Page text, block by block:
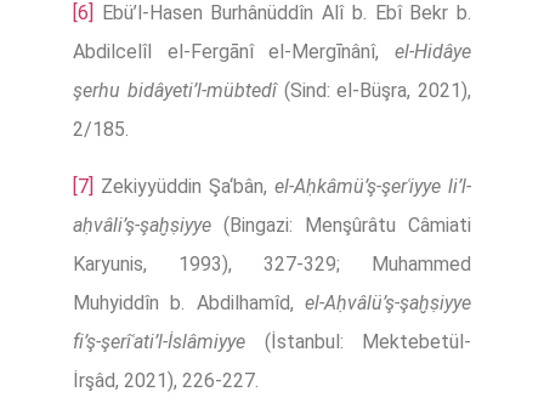
[6]
Ebü’l-Hasen Burhânüddîn Alî b. Ebî Bekr b.
Abdilcelîl el-Fergānî el-Mergīnânî, el-Hidâye
şerhu bidâyeti’l-mübtedî(Sind: el-Büşra, 2021),
2/185.
[7] Zekiyyüddin Şa‘bân, el-Aḥkâmü’ş-şerʿiyye li’l-
aḥvâli’ş-şaḫṣiyye (Bingazi: Menşûrâtu Câmiati
Karyunis, 1993), 327-329; Muhammed
Muhyiddîn b. Abdilhamîd, el-Aḥvâlü’ş-şaḫṣiyye
fi’ş-şerîʿati’l-İslâmiyye (İstanbul: Mektebetül-
İrşâd, 2021), 226-227.